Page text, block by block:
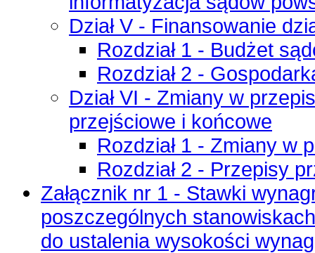
Dział V - Finansowanie
Rozdział 1 - Budżet
Rozdział 2 -
Dział VI - Zmiany w
przejściowe i końcowe
Rozdział 1 - Zmiany w
Rozdział 2 - Przepisy
Załącznik nr 1 - Stawki
poszczególnych
do ustalenia wysokości